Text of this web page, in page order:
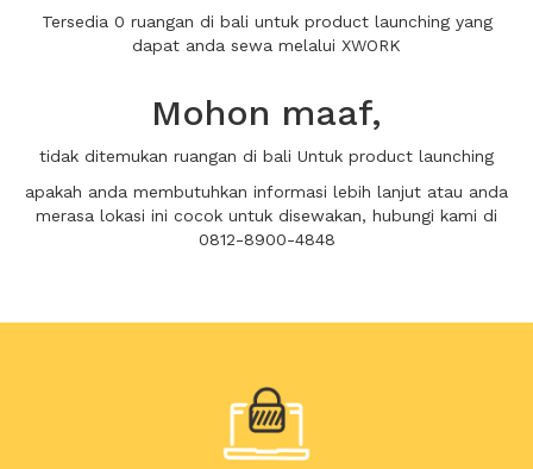
Tersedia 0 ruangan di bali untuk product launching yang
dapat anda sewa melalui XWORK
Mohon maaf,
tidak ditemukan ruangan di bali Untuk product launching
apakah anda membutuhkan informasi lebih lanjut atau anda
merasa lokasi ini cocok untuk disewakan, hubungi kami di
0812-8900-4848